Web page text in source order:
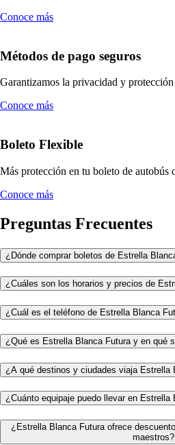
Conoce más
Métodos de pago seguros
Garantizamos la privacidad y protección
Conoce más
Boleto Flexible
Más protección en tu boleto de autobús
Conoce más
Preguntas Frecuentes
¿Dónde comprar boletos de Estrella
¿Cuáles son los horarios y precios de
¿Cuál es el teléfono de Estrella Blanca
¿Qué es Estrella Blanca Futura y en qué
¿A qué destinos y ciudades viaja Estrella
¿Cuánto equipaje puedo llevar en Estrella
¿Estrella Blanca Futura ofrece
maestros?